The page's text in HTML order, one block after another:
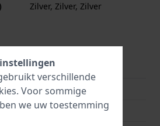
Zilver, Zilver, Zilver
GI00003
44 mm
11 mm
verschillende
. Voor sommige
we uw toestemming